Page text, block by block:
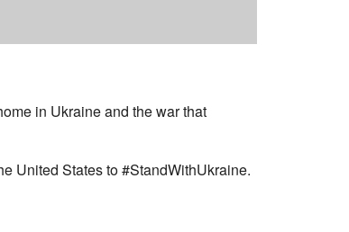
in Ukraine and the war that
United States to #StandWithUkraine.